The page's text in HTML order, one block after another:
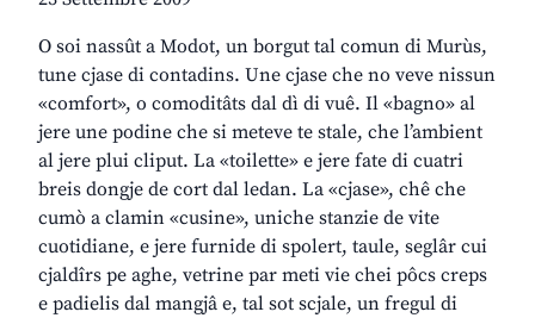
O soi nassût a Modot, un borgut tal comun di Murùs,
tune cjase di contadins. Une cjase che no veve nissun
«comfort», o comoditâts dal dì di vuê. Il «bagno» al
jere une podine che si meteve te stale, che l’ambient
al jere plui cliput. La «toilette» e jere fate di cuatri
breis dongje de cort dal ledan. La «cjase», chê che
cumò a clamin «cusine», uniche stanzie de vite
cuotidiane, e jere furnide di spolert, taule, seglâr cui
cjaldîrs pe aghe, vetrine par meti vie chei pôcs creps
e padielis dal mangjâ e, tal sot scjale, un fregul di